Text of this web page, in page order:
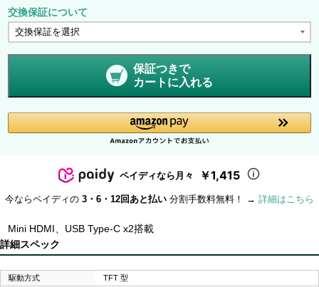
交換保証について
保証つきで
カートに入れる
ペイディなら月々 ￥1,415
今ならペイディの 3・6・12回あと払い 分割手数料無料！ → 詳細はこちら
Mini HDMI、USB Type-C x2搭載
詳細スペック
駆動方式
TFT 型